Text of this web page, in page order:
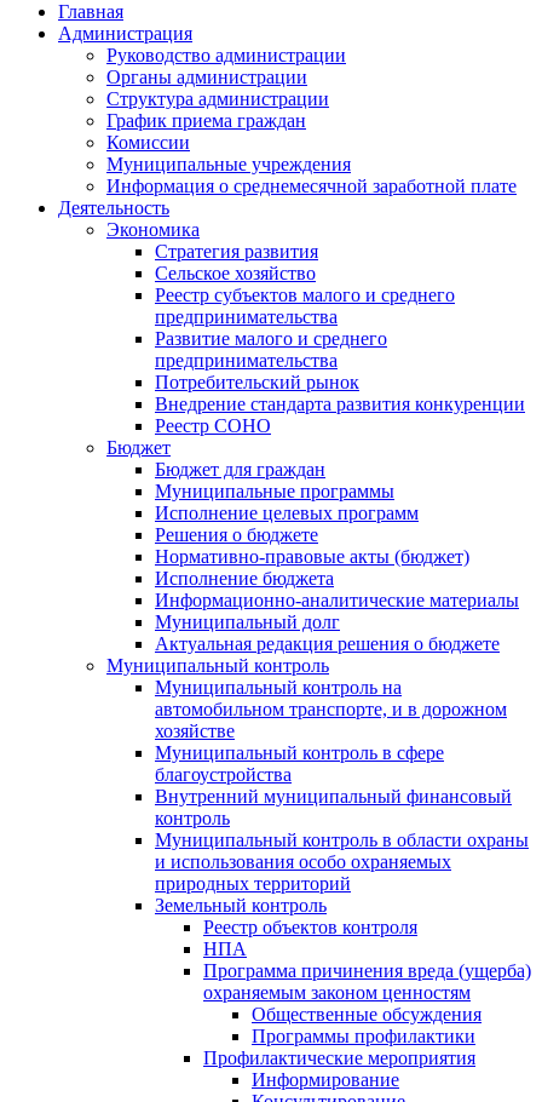
Главная
Администрация
Руководство администрации
Органы администрации
Структура администрации
График приема граждан
Комиссии
Муниципальные учреждения
Информация о среднемесячной заработной плате
Деятельность
Экономика
Стратегия развития
Сельское хозяйство
Реестр субъектов малого и среднего
предпринимательства
Развитие малого и среднего
предпринимательства
Потребительский рынок
Внедрение стандарта развития конкуренции
Реестр СОНО
Бюджет
Бюджет для граждан
Муниципальные программы
Исполнение целевых программ
Решения о бюджете
Нормативно-правовые акты (бюджет)
Исполнение бюджета
Информационно-аналитические материалы
Муниципальный долг
Актуальная редакция решения о бюджете
Муниципальный контроль
Муниципальный контроль на
автомобильном транспорте, и в дорожном
хозяйстве
Муниципальный контроль в сфере
благоустройства
Внутренний муниципальный финансовый
контроль
Муниципальный контроль в области охраны
и использования особо охраняемых
природных территорий
Земельный контроль
Реестр объектов контроля
НПА
Программа причинения вреда (ущерба)
охраняемым законом ценностям
Общественные обсуждения
Программы профилактики
Профилактические мероприятия
Информирование